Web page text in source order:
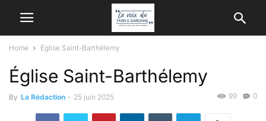
Home Église Saint-Barthélemy
Église Saint-Barthélemy
By La Rédaction - 25 juin 2025 0
99